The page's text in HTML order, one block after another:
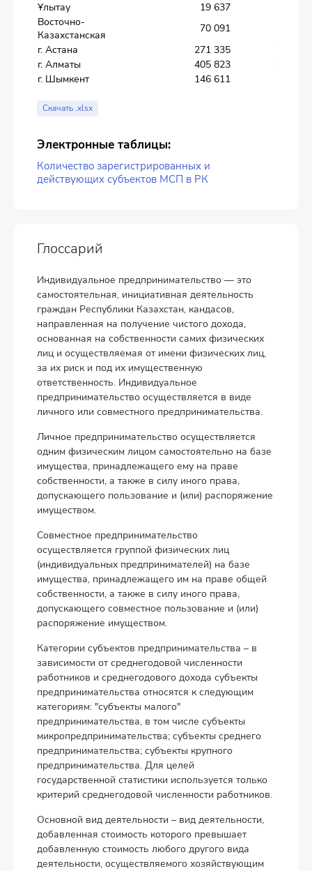
Ұлытау
19 637
Восточно-
Казахстанская
70 091
г. Астана
271 335
г. Алматы
405 823
358 227
г. Шымкент
146 611
Скачать .xlsx
Электронные таблицы:
Количество зарегистрированных и
действующих субъектов МСП в РК
Глоссарий
Индивидуальное предпринимательство — это
самостоятельная, инициативная деятельность
граждан Республики Казахстан, кандасов,
направленная на получение чистого дохода,
основанная на собственности самих физических
лиц и осуществляемая от имени физических лиц,
за их риск и под их имущественную
ответственность. Индивидуальное
предпринимательство осуществляется в виде
личного или совместного предпринимательства.
Личное предпринимательство осуществляется
одним физическим лицом самостоятельно на базе
имущества, принадлежащего ему на праве
собственности, а также в силу иного права,
допускающего пользование и (или) распоряжение
имуществом.
Совместное предпринимательство
осуществляется группой физических лиц
(индивидуальных предпринимателей) на базе
имущества, принадлежащего им на праве общей
собственности, а также в силу иного права,
допускающего совместное пользование и (или)
распоряжение имуществом.
Категории субъектов предпринимательства – в
зависимости от среднегодовой численности
работников и среднегодового дохода субъекты
предпринимательства относятся к следующим
категориям: "субъекты малого"
предпринимательства, в том числе субъекты
микропредпринимательства; субъекты среднего
предпринимательства; субъекты крупного
предпринимательства. Для целей
государственной статистики используется только
критерий среднегодовой численности работников.
Основной вид деятельности – вид деятельности,
добавленная стоимость которого превышает
добавленную стоимость любого другого вида
деятельности, осуществляемого хозяйствующим